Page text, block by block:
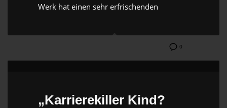
Werk hat einen sehr erfrischenden
0
„Karrierekiller Kind?